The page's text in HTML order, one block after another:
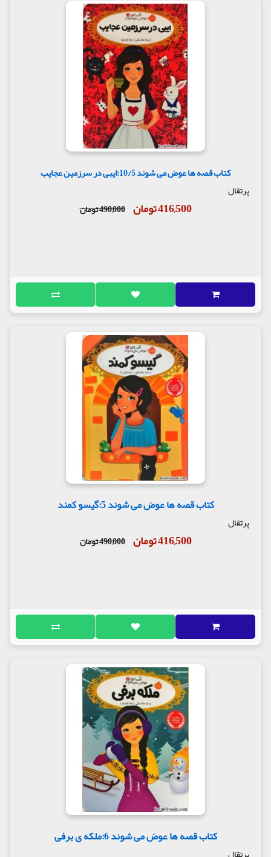
کتاب قصه ها عوض می شوند 10/5:ایبی در سرزمین عجایب
پرتقال
416,500 تومان 490,000 تومان
کتاب قصه ها عوض می شوند 5:گیسو کمند
پرتقال
416,500 تومان 490,000 تومان
کتاب قصه ها عوض می شوند 6:ملکه ی برفی